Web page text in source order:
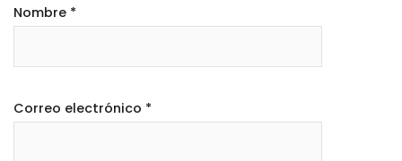
Nombre *
Correo electrónico *